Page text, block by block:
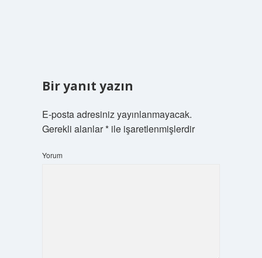
Bir yanıt yazın
E-posta adresiniz yayınlanmayacak.
Gerekli alanlar*ile işaretlenmişlerdir
Yorum